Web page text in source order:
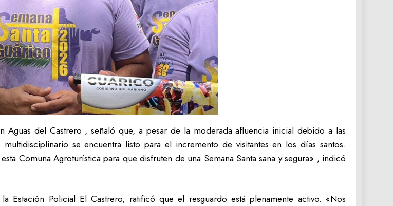
Aguas del Castrero , señaló que, a pesar de la moderada afluencia inicial debido a las
se encuentra listo para el incremento de visitantes en los días santos.
Comuna Agroturística para que disfruten de una Semana Santa sana y segura» , indicó
Estación Policial El Castrero, ratificó que el resguardo está plenamente activo. «Nos